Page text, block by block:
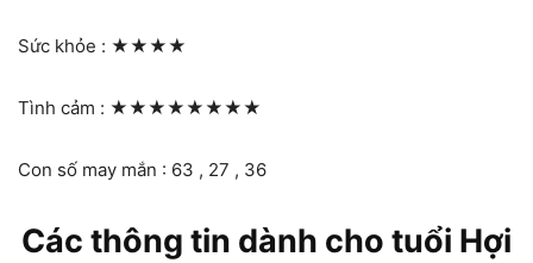
Sức khỏe : ★★★★
Tình cảm : ★★★★★★★★
Con số may mắn : 63 , 27 , 36
Các thông tin dành cho tuổi Hợi